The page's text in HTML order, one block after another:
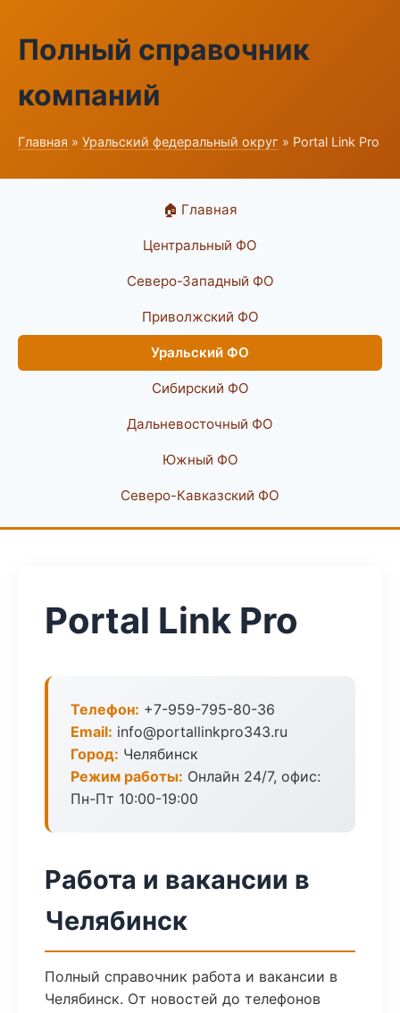
Полный справочник
компаний
Главная » Уральский федеральный округ » Portal Link Pro
🏠 Главная
Центральный ФО
Северо-Западный ФО
Приволжский ФО
Уральский ФО
Сибирский ФО
Дальневосточный ФО
Южный ФО
Северо-Кавказский ФО
Portal Link Pro
Телефон: +7-959-795-80-36
Email: info@portallinkpro343.ru
Город: Челябинск
Режим работы: Онлайн 24/7, офис:
Пн-Пт 10:00-19:00
Работа и вакансии в
Челябинск
Полный справочник работа и вакансии в
Челябинск. От новостей до телефонов